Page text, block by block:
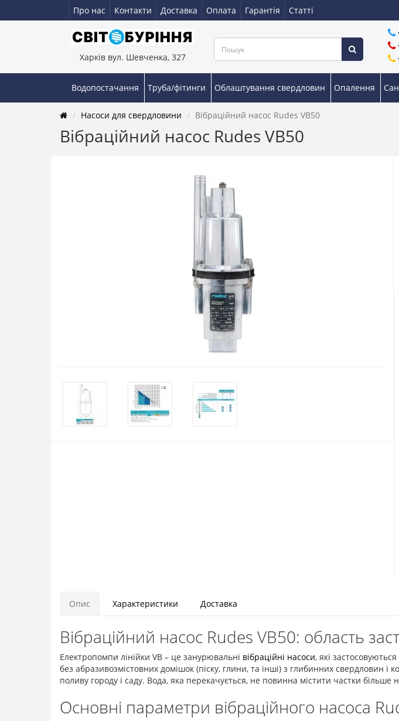
Про нас Контакти Доставка Оплата Гарантія Статті
Харків вул. Шевченка, 327
Водопостачання Труба/фітинги Облаштування свердловин Опалення
Насоси для свердловини Вібраційний насос Rudes VB50
Вібраційний насос Rudes VB50
Опис Характеристики Доставка
Вібраційний насос Rudes VB50: область
Електропомпи лінійки VB – це занурювальні вібраційні насоси, які
без абразивозмістовних домішок (піску, глини, та інші) з глибинних свердловин і
поливу городу і саду. Вода, яка перекачується, не повинна містити частки більше
Основні параметри вібраційного насоса